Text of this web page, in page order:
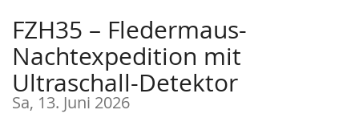
FZH35 – Fledermaus-
Nachtexpedition mit
Ultraschall-Detektor
Sa, 13. Juni 2026